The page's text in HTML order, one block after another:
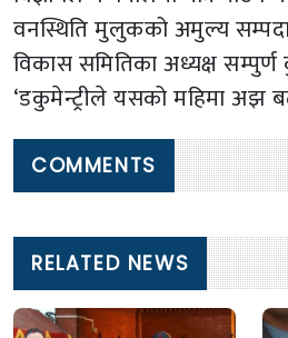
वनस्थिति मुलुकको अमुल्य सम्पदा
विकास समितिका अध्यक्ष
‘डकुमेन्ट्रीले यसको महिमा अझ
COMMENTS
RELATED NEWS